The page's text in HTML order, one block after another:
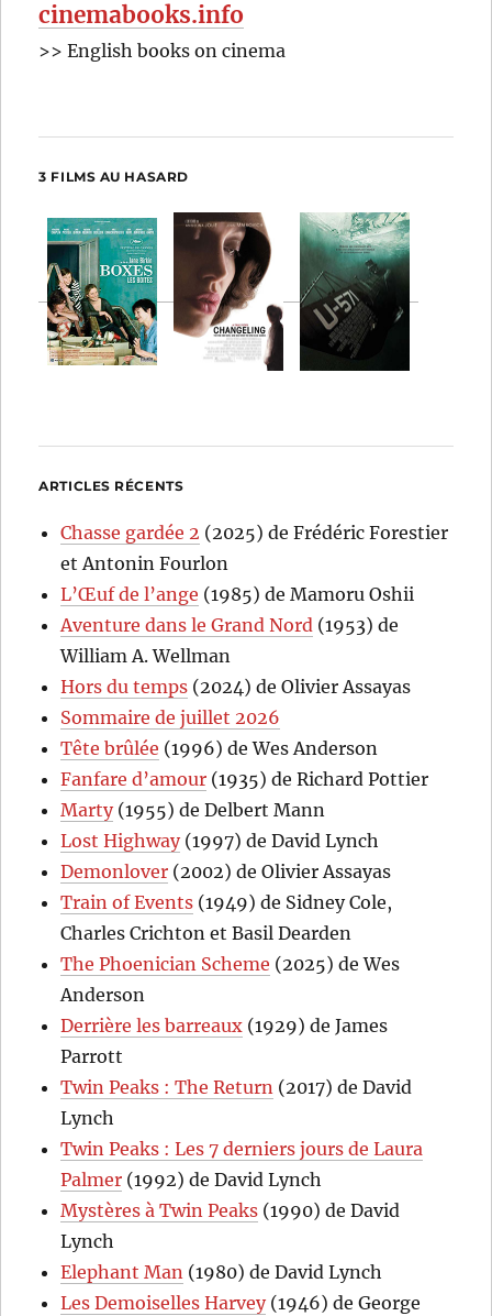
cinemabooks.info
>> English books on cinema
3 FILMS AU HASARD
ARTICLES RÉCENTS
Chasse gardée 2 (2025) de Frédéric Forestier
et Antonin Fourlon
L’Œuf de l’ange (1985) de Mamoru Oshii
Aventure dans le Grand Nord (1953) de
William A. Wellman
Hors du temps (2024) de Olivier Assayas
Sommaire de juillet 2026
Tête brûlée (1996) de Wes Anderson
Fanfare d’amour (1935) de Richard Pottier
Marty(1955) de Delbert Mann
Lost Highway(1997) de David Lynch
Demonlover (2002) de Olivier Assayas
Train of Events (1949) de Sidney Cole,
Charles Crichton et Basil Dearden
The Phoenician Scheme (2025) de Wes
Anderson
Derrière les barreaux (1929) de James
Parrott
Twin Peaks : The Return (2017) de David
Lynch
Twin Peaks : Les 7 derniers jours de Laura
Palmer (1992) de David Lynch
Mystères à Twin Peaks (1990) de David
Lynch
Elephant Man (1980) de David Lynch
Les Demoiselles Harvey(1946) de George